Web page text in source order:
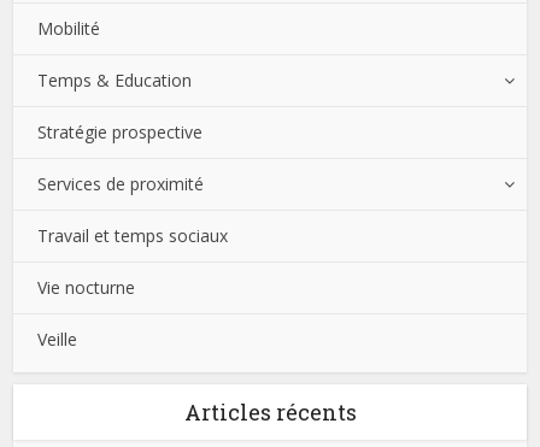
Mobilité
Temps & Education
Stratégie prospective
Services de proximité
Travail et temps sociaux
Vie nocturne
Veille
Articles récents